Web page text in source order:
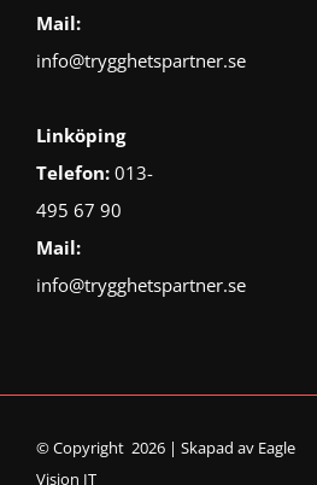
Mail:
info@trygghetspartner.se
Linköping
Telefon: 013-
495 67 90
Mail:
info@trygghetspartner.se
© Copyright 2026 | Skapad av Eagle
Vision IT